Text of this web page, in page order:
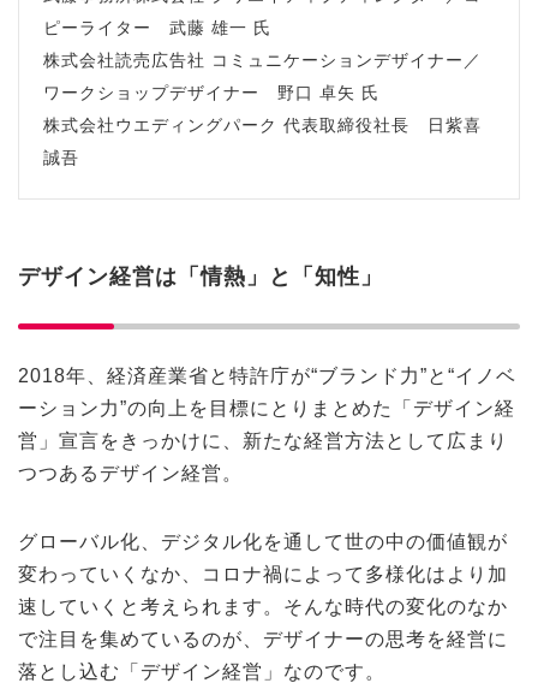
ピーライター 武藤 雄一 氏
株式会社読売広告社 コミュニケーションデザイナー／
ワークショップデザイナー 野口 卓矢 氏
株式会社ウエディングパーク 代表取締役社長 日紫喜
誠吾
デザイン経営は「情熱」と「知性」
2018年、経済産業省と特許庁が“ブランド力”と“イノベ
ーション力”の向上を目標にとりまとめた「デザイン経
営」宣言をきっかけに、新たな経営方法として広まり
つつあるデザイン経営。
グローバル化、デジタル化を通して世の中の価値観が
変わっていくなか、コロナ禍によって多様化はより加
速していくと考えられます。そんな時代の変化のなか
で注目を集めているのが、デザイナーの思考を経営に
落とし込む「デザイン経営」なのです。